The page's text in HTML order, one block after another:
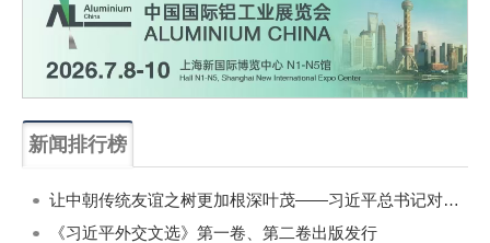
新闻排行榜
让中朝传统友谊之树更加根深叶茂——习近平总书记对朝鲜进行国事访问纪实
《习近平外交文选》第一卷、第二卷出版发行